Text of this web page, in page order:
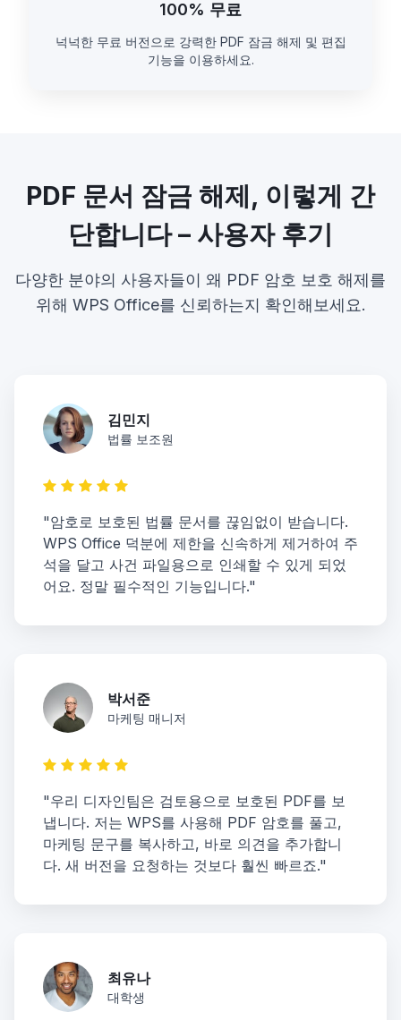
100% 무료
넉넉한 무료 버전으로 강력한 PDF 잠금 해제 및 편집
기능을 이용하세요.
PDF 문서 잠금 해제, 이렇게 간
단합니다 – 사용자 후기
다양한 분야의 사용자들이 왜 PDF 암호 보호 해제를
위해 WPS Office를 신뢰하는지 확인해보세요.
김민지
법률 보조원
"암호로 보호된 법률 문서를 끊임없이 받습니다.
WPS Office 덕분에 제한을 신속하게 제거하여 주
석을 달고 사건 파일용으로 인쇄할 수 있게 되었
어요. 정말 필수적인 기능입니다."
박서준
마케팅 매니저
"우리 디자인팀은 검토용으로 보호된 PDF를 보
냅니다. 저는 WPS를 사용해 PDF 암호를 풀고,
마케팅 문구를 복사하고, 바로 의견을 추가합니
다. 새 버전을 요청하는 것보다 훨씬 빠르죠."
최유나
대학생